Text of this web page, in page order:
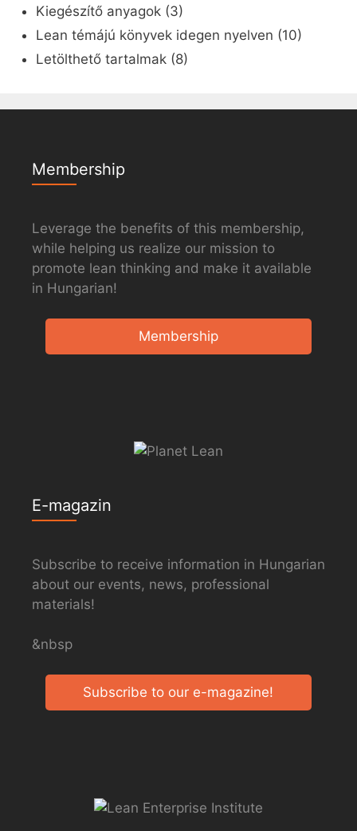
Kiegészítő anyagok (3)
Lean témájú könyvek idegen nyelven (10)
Letölthető tartalmak (8)
Membership
Leverage the benefits of this membership,
while helping us realize our mission to
promote lean thinking and make it available
in Hungarian!
Membership
E-magazin
Subscribe to receive information in Hungarian
about our events, news, professional
materials!
&nbsp
Subscribe to our e-magazine!